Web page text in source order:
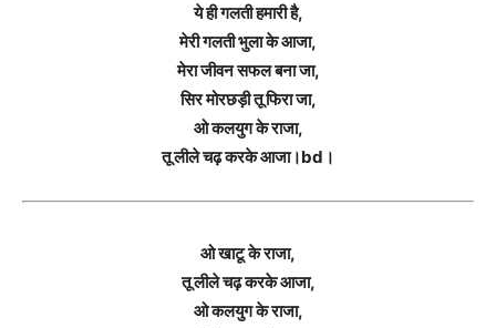
ये ही गलती हमारी है,
मेरी गलती भुला के आजा,
मेरा जीवन सफल बना जा,
सिर मोरछड़ी तू फिरा जा,
ओ कलयुग के राजा,
तू लीले चढ़ करके आजा।bd।
ओ खाटू के राजा,
तू लीले चढ़ करके आजा,
ओ कलयुग के राजा,